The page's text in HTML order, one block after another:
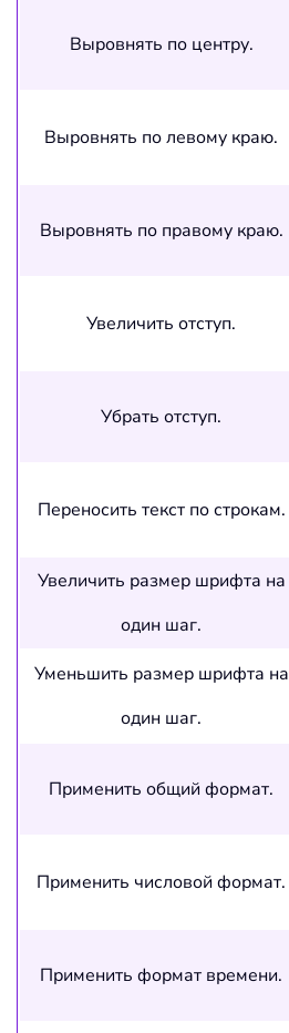
Выровнять по центру.
Выровнять по левому краю.
Выровнять по правому краю.
Увеличить отступ.
Убрать отступ.
Переносить текст по строкам.
Увеличить размер шрифта на
один шаг.
Уменьшить размер шрифта на
один шаг.
Применить общий формат.
Применить числовой формат.
Применить формат времени.